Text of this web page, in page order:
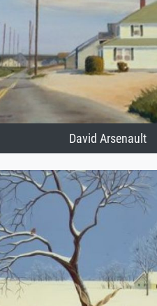
David Arsenault